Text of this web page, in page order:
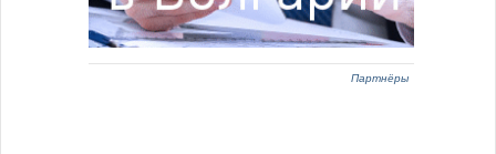
Партнёры